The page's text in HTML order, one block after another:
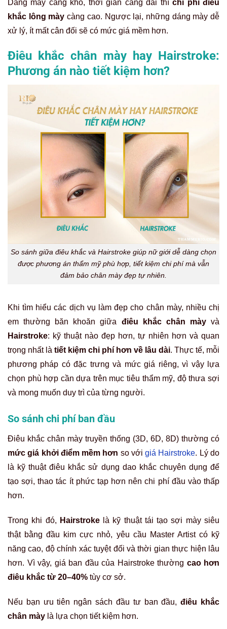
Dáng mày càng khó, thời gian càng dài thìchi phí điêu
khắc lông mày càng cao. Ngược lại, những dáng mày dễ
xử lý, ít mất cân đối sẽ có mức giá mềm hơn.
Điêu khắc chân mày hay Hairstroke:
Phương án nào tiết kiệm hơn?
So sánh giữa điêu khắc và Hairstroke giúp nữ giới dễ dàng chọn
được phương án thẩm mỹ phù hợp, tiết kiệm chi phí mà vẫn
đảm bảo chân mày đẹp tự nhiên.
Khi tìm hiểu các dịch vụ làm đẹp cho chân mày, nhiều chị
em thường băn khoăn giữa điêu khắc chân màyvà
Hairstroke: kỹ thuật nào đẹp hơn, tự nhiên hơn và quan
trọng nhất là tiết kiệm chi phí hơn về lâu dài. Thực tế, mỗi
phương pháp có đặc trưng và mức giá riêng, vì vậy lựa
chọn phù hợp cần dựa trên mục tiêu thẩm mỹ, độ thưa sợi
và mong muốn duy trì của từng người.
So sánh chi phí ban đầu
Điêu khắc chân mày truyền thống (3D, 6D, 8D) thường có
mức giá khởi điểm mềm hơn so vớigiá Hairstroke. Lý do
là kỹ thuật điêu khắc sử dụng dao khắc chuyên dụng để
tạo sợi, thao tác ít phức tạp hơn nên chi phí đầu vào thấp
hơn.
Trong khi đó, Hairstrokelà kỹ thuật tái tạo sợi mày siêu
thật bằng đầu kim cực nhỏ, yêu cầu Master Artist có kỹ
năng cao, độ chính xác tuyệt đối và thời gian thực hiện lâu
hơn. Vì vậy, giá ban đầu của Hairstroke thường cao hơn
điêu khắc từ 20–40% tùy cơ sở.
Nếu bạn ưu tiên ngân sách đầu tư ban đầu,điêu khắc
chân mày là lựa chọn tiết kiệm hơn.